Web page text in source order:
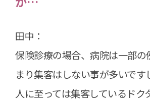
田中：
保険診療の場合、病院は一部の
まり集客はしない事が多いです
人に至っては集客しているドク